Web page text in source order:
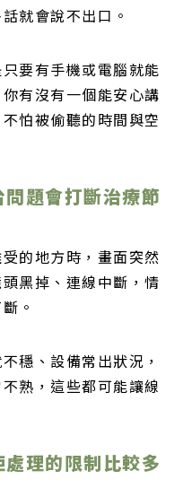
就會說不出口。
要有手機或電腦就能
有沒有一個能安心講
怕被偷聽的時間與空
題會打斷治療節
的地方時，畫面突然
黑掉、連線中斷，情
。
穩、設備常出狀況，
熟，這些都可能讓線
理的限制比較多